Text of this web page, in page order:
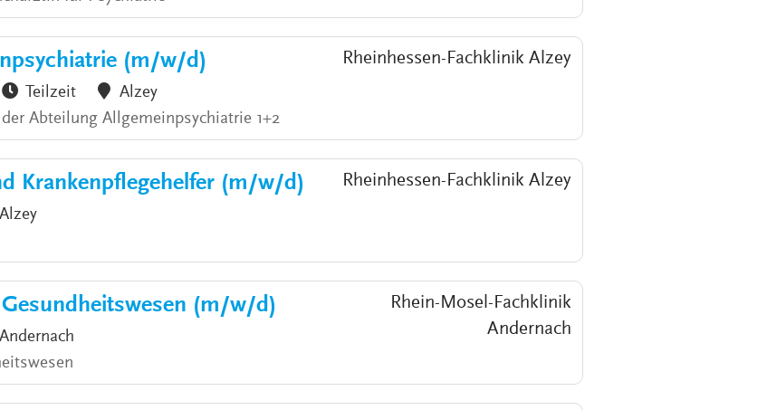
(m/w/d)
Teilzeit
Alzey
Abteilung Allgemeinpsychiatrie 1+2
Rheinhessen-Fachklinik Alzey
Krankenpflegehelfer (m/w/d)
Alzey
Rheinhessen-Fachklinik Alzey
(m/w/d)
Andernach
Rhein-Mosel-Fachklinik
Andernach